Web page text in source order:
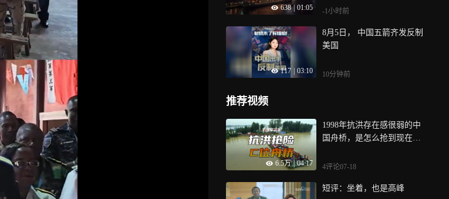
638 01:05 -1小时前
117 03:10
8月5日， 中国五箭齐发反制
美国
10分钟前
推荐视频
6.5万 | 04:17
1998年抗洪存在感很弱的中
国舟桥，是怎么抢到现在的
4评论07-18
短评：坐着，也是高峰